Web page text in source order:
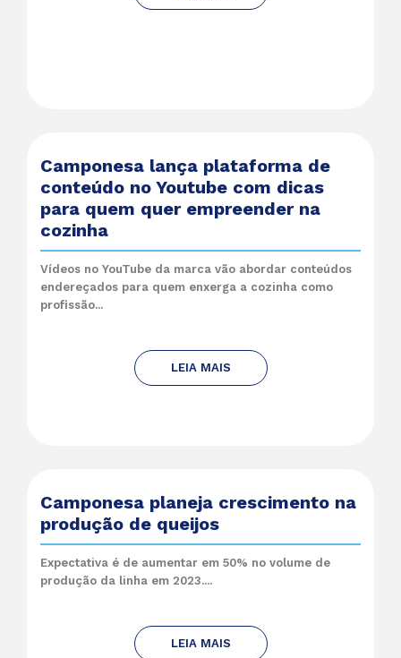
Camponesa lança plataforma de
conteúdo no Youtube com dicas
para quem quer empreender na
cozinha
Vídeos no YouTube da marca vão abordar conteúdos
endereçados para quem enxerga a cozinha como
profissão...
LEIA MAIS
Camponesa planeja crescimento na
produção de queijos
Expectativa é de aumentar em 50% no volume de
produção da linha em 2023....
LEIA MAIS